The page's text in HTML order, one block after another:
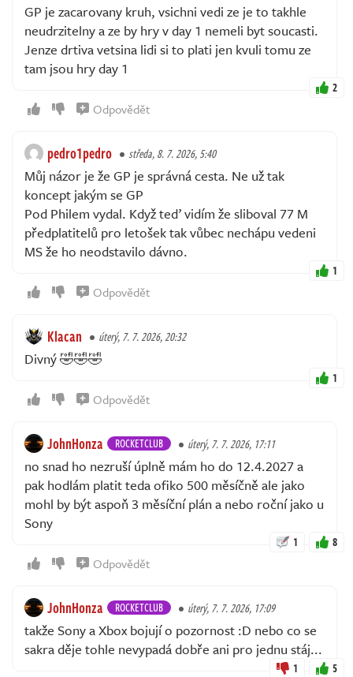
GP je zacarovany kruh, vsichni vedi ze je to takhle
neudrzitelny a ze by hry v day 1 nemeli byt soucasti.
Jenze drtiva vetsina lidi si to plati jen kvuli tomu ze
tam jsou hry day 1
2
Odpovědět
pedro1pedro středa, 8. 7. 2026, 5:40
Můj názor je že GP je správná cesta. Ne už tak
koncept jakým se GP
Pod Philem vydal. Když teď vidím že sliboval 77 M
předplatitelů pro letošek tak vůbec nechápu vedeni
MS že ho neodstavilo dávno.
1
Odpovědět
Klacan úterý, 7. 7. 2026, 20:32
Divný 🤣🤣🤣
1
Odpovědět
JohnHonza ROCKETCLUB úterý, 7. 7. 2026, 17:11
no snad ho nezruší úplně mám ho do 12.4.2027 a
pak hodlám platit teda ofiko 500 měsíčně ale jako
mohl by být aspoň 3 měsíční plán a nebo roční jako u
Sony
1 8
Odpovědět
JohnHonza ROCKETCLUB úterý, 7. 7. 2026, 17:09
takže Sony a Xbox bojují o pozornost :D nebo co se
sakra děje tohle nevypadá dobře ani pro jednu stáj...
1 5